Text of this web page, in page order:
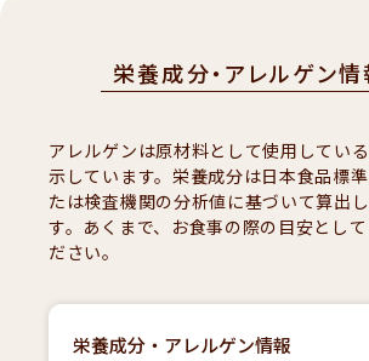
栄養成分・アレルゲン情
アレルゲンは原材料として使用してい
示しています。栄養成分は日本食品標
たは検査機関の分析値に基づいて算出
す。あくまで、お食事の際の目安として
ださい。
栄養成分・アレルゲン情報